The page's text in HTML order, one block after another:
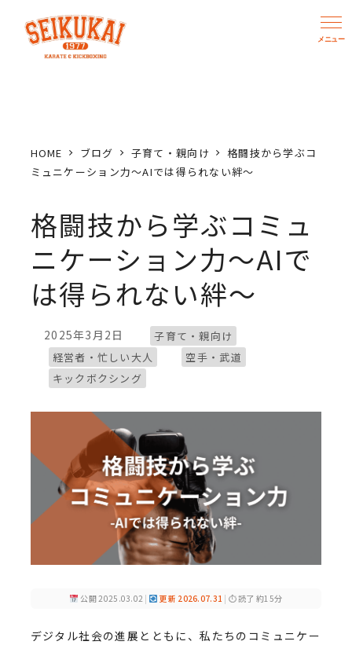
HOME ブログ 子育て・親向け
格闘技から学ぶコ
ミュニケーション力〜AIでは得られない絆〜
格闘技から学ぶコミュ
ニケーション力〜AIで
は得られない絆〜
投稿日
2025年3月2日 ブログカテゴリー
子育て・親向け
ブログカテゴリー
経営者・忙しい大人 ブログカテゴリー
空手・武道
ブログカテゴリー
キックボクシング
公開 2025.03.02 | 更新 2026.07.31 | ⏱ 読了 約15分
デジタル社会の進展とともに、私たちのコミュニケー